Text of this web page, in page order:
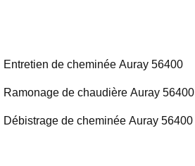
Entretien de cheminée Auray 56400
Ramonage de chaudière Auray 56400
Débistrage de cheminée Auray 56400